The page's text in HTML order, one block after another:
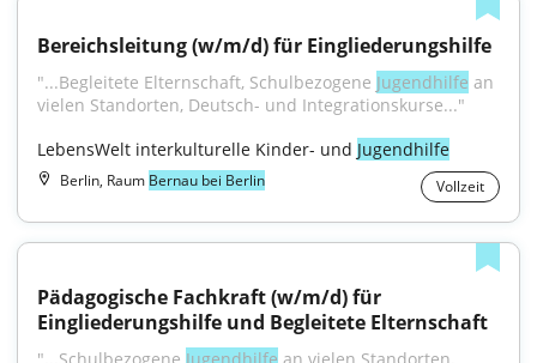
Bereichsleitung (w/m/d) für Eingliederungshilfe
"...Begleitete Elternschaft, Schulbezogene Jugendhilfe an
vielen Standorten, Deutsch- und Integrationskurse..."
LebensWelt interkulturelle Kinder- und Jugendhilfe
Berlin, Raum Bernau bei Berlin Vollzeit
Pädagogische Fachkraft (w/m/d) für
Eingliederungshilfe und Begleitete Elternschaft